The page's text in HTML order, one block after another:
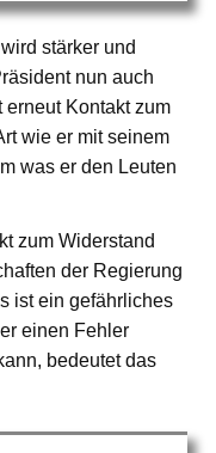
stärker und
nun auch
erneut Kontakt zum
wie er mit seinem
was er den Leuten
zum Widerstand
der Regierung
ist ein gefährliches
einen Fehler
bedeutet das